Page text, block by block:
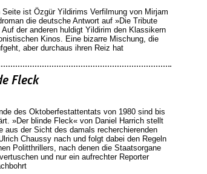
Seite ist Özgür Yildirims Verfilmung von Mirjam
die deutsche Antwort auf »Die Tribute
der anderen huldigt Yildirim den Klassikern
Kinos. Eine bizarre Mischung, die
aber durchaus ihren Reiz hat
Fleck
des Oktoberfestattentats von 1980 sind bis
»Der blinde Fleck« von Daniel Harrich stellt
aus der Sicht des damals recherchierenden
Chaussy nach und folgt dabei den Regeln
Politthrillers, nach denen die Staatsorgane
und nur ein aufrechter Reporter